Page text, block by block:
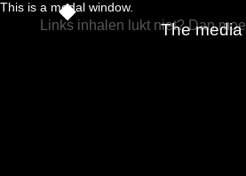
This is a modal window.
The
Links inhalen lukt niet? Dan